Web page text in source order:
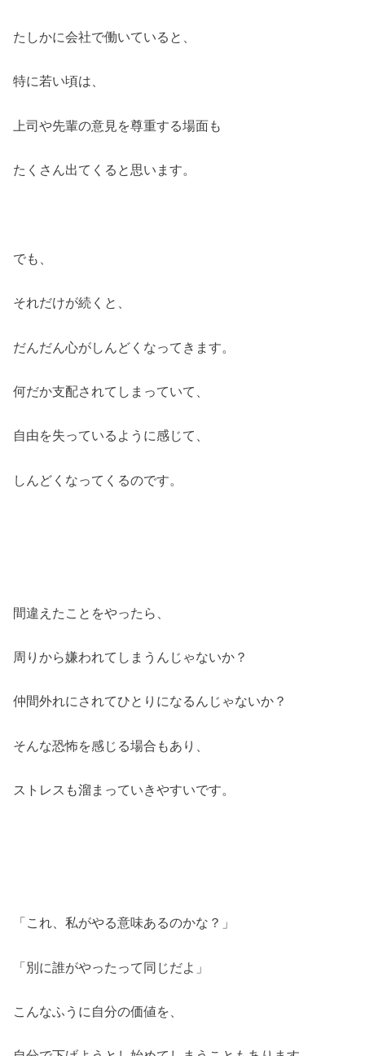
たしかに会社で働いていると、
特に若い頃は、
上司や先輩の意見を尊重する場面も
たくさん出てくると思います。
でも、
それだけが続くと、
だんだん心がしんどくなってきます。
何だか支配されてしまっていて、
自由を失っているように感じて、
しんどくなってくるのです。
間違えたことをやったら、
周りから嫌われてしまうんじゃないか？
仲間外れにされてひとりになるんじゃないか？
そんな恐怖を感じる場合もあり、
ストレスも溜まっていきやすいです。
「これ、私がやる意味あるのかな？」
「別に誰がやったって同じだよ」
こんなふうに自分の価値を、